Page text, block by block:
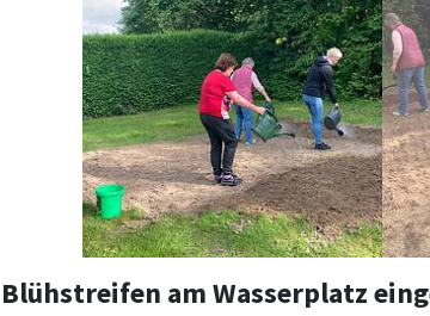
Blühstreifen am Wasserplatz